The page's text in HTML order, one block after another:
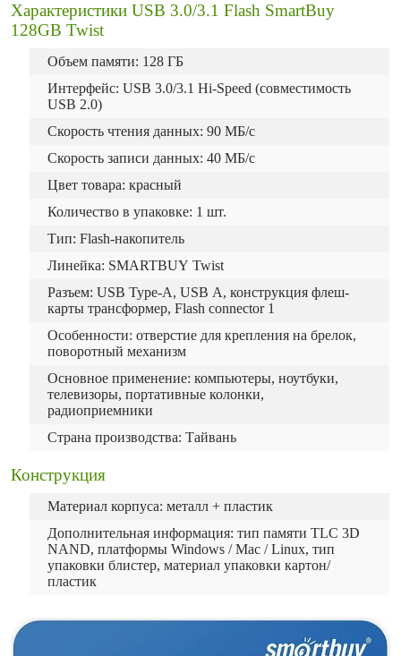
Характеристики USB 3.0/3.1 Flash SmartBuy
128GB Twist
Объем памяти: 128 ГБ
Интерфейс: USB 3.0/3.1 Hi-Speed (совместимость
USB 2.0)
Скорость чтения данных: 90 МБ/с
Скорость записи данных: 40 МБ/с
Цвет товара: красный
Количество в упаковке: 1 шт.
Тип: Flash-накопитель
Линейка: SMARTBUY Twist
Разъем: USB Type-A, USB А, конструкция флеш-
карты трансформер, Flash connector 1
Особенности: отверстие для крепления на брелок,
поворотный механизм
Основное применение: компьютеры, ноутбуки,
телевизоры, портативные колонки,
радиоприемники
Страна производства: Тайвань
Конструкция
Материал корпуса: металл + пластик
Дополнительная информация: тип памяти TLC 3D
NAND, платформы Windows / Mac / Linux, тип
упаковки блистер, материал упаковки картон/
пластик